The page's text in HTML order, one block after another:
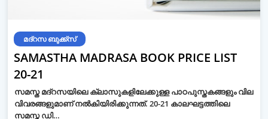
മദ്റസ ബുക്ക്സ്
SAMASTHA MADRASA BOOK PRICE LIST
20-21
സമസ്ത മദ്‌റസയിലെ ക്ലാസുകളിലേക്കുള്ള പാഠപുസ്തകങ്ങളും വില
വിവരങ്ങളുമാണ് നല്‍കിയിരിക്കുന്നത്. 20-21 കാലഘട്ടത്തിലെ
സമസ്ത ഡി…